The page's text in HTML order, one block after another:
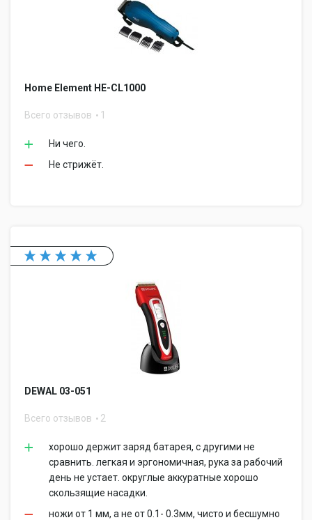
Home Element HE-CL1000
Всего отзывов 1
Ни чего.
Не стрижёт.
DEWAL 03-051
Всего отзывов 2
хорошо держит заряд батарея, с другими не
сравнить. легкая и эргономичная, рука за рабочий
день не устает. округлые аккуратные хорошо
скользящие насадки.
ножи от 1 мм, а не от 0.1- 0.3мм, чисто и бесшумно